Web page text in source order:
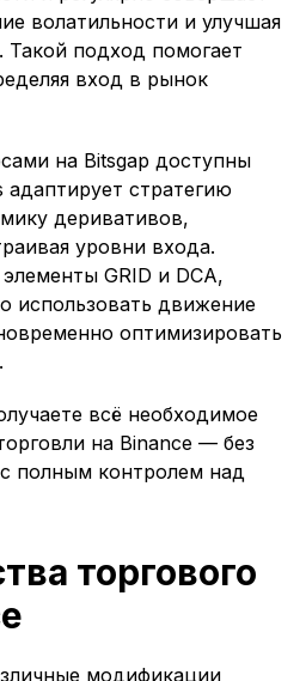
волатильности и улучшая
подход помогает
вход в рынок
на Bitsgap доступны
адаптирует стратегию
деривативов,
уровни входа.
GRID и DCA,
использовать движение
оптимизировать
всё необходимое
на Binance — без
полным контролем над
торгового
модификации